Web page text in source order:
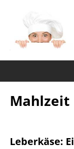
Mahlzeit
Leberkäse: